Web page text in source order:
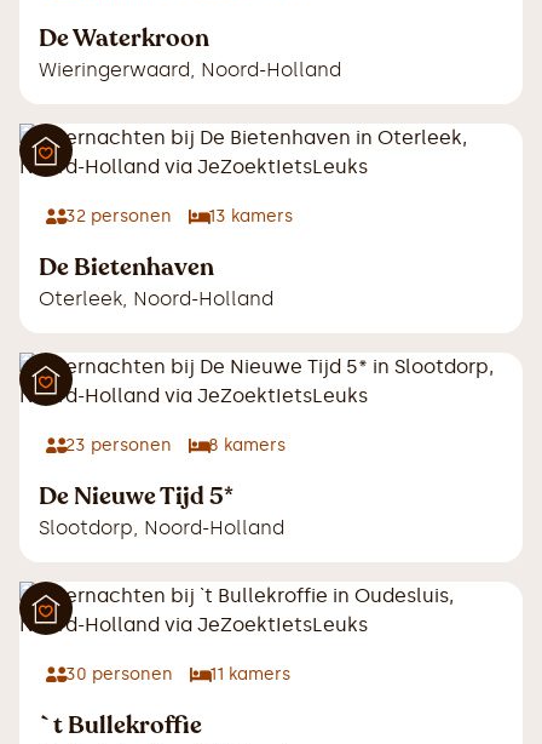
De Waterkroon
Wieringerwaard, Noord-Holland
32 personen 13 kamers
De Bietenhaven
Oterleek, Noord-Holland
23 personen 8 kamers
De Nieuwe Tijd 5*
Slootdorp, Noord-Holland
30 personen 11 kamers
`t Bullekroffie